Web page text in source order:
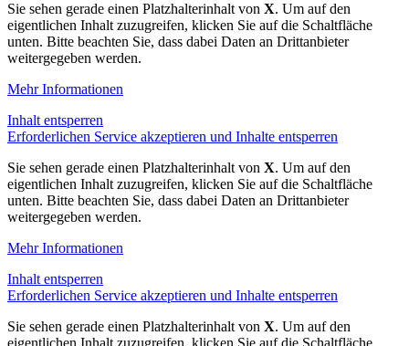
Sie sehen gerade einen Platzhalterinhalt von X. Um auf den
eigentlichen Inhalt zuzugreifen, klicken Sie auf die Schaltfläche
unten. Bitte beachten Sie, dass dabei Daten an Drittanbieter
weitergegeben werden.
Mehr Informationen
Inhalt entsperren
Erforderlichen Service akzeptieren und Inhalte entsperren
Sie sehen gerade einen Platzhalterinhalt von X. Um auf den
eigentlichen Inhalt zuzugreifen, klicken Sie auf die Schaltfläche
unten. Bitte beachten Sie, dass dabei Daten an Drittanbieter
weitergegeben werden.
Mehr Informationen
Inhalt entsperren
Erforderlichen Service akzeptieren und Inhalte entsperren
Sie sehen gerade einen Platzhalterinhalt von X. Um auf den